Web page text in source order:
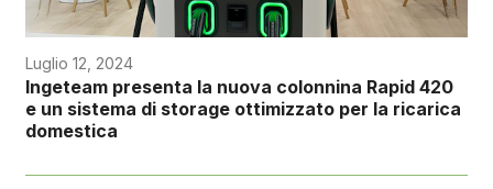
Luglio 12, 2024
Ingeteam presenta la nuova colonnina Rapid 420
e un sistema di storage ottimizzato per la ricarica
domestica